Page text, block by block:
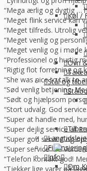
Køl /
Ovn
Stål og
Langtidsleje
Finansiering
Info
Om
“Mega ærlig og dygtig …
“Meget flink service kan
“Meget tilfreds. Utrolig
“Meget venlig og
“Meget venlig og i møde
“Professionel og hurtig
“Rigtig flot forretning og
“She was nice to talk to
“Sød venlig betjening.
“Sødt og hjælpsom
“Stort udvalg. God
“Super at handle med,
“Super dejlig service af
“Super god service og
“Super service”
“Telefon kontakt god!
“Tjekker lige varer på